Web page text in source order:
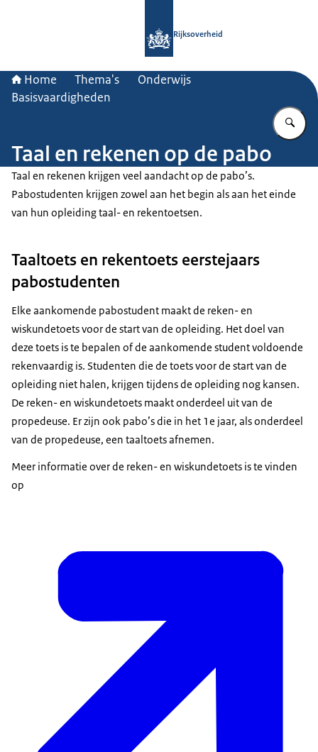
Rijksoverheid
Home Thema's
Onderwijs
Basisvaardigheden
Taal en rekenen op de pabo
Taal en rekenen krijgen veel aandacht op de pabo’s.
Pabostudenten krijgen zowel aan het begin als aan het einde
van hun opleiding taal- en rekentoetsen.
Taaltoets en rekentoets eerstejaars
pabostudenten
Elke aankomende pabostudent maakt de reken- en
wiskundetoets voor de start van de opleiding. Het doel van
deze toets is te bepalen of de aankomende student voldoende
rekenvaardig is. Studenten die de toets voor de start van de
opleiding niet halen, krijgen tijdens de opleiding nog kansen.
De reken- en wiskundetoets maakt onderdeel uit van de
propedeuse. Er zijn ook pabo’s die in het 1e jaar, als onderdeel
van de propedeuse, een taaltoets afnemen.
Meer informatie over de reken- en wiskundetoets is te vinden
op